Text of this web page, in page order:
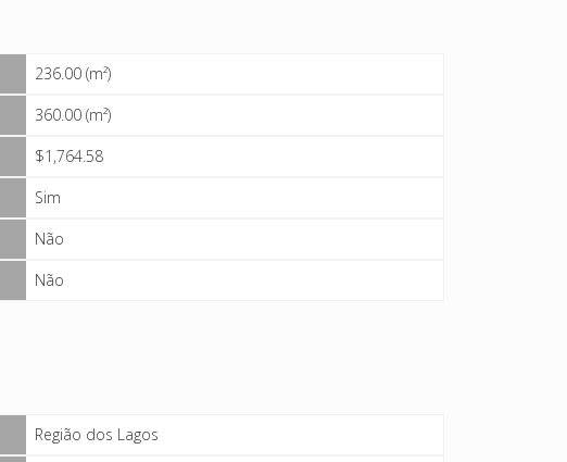
236.00 (m²)
360.00 (m²)
$1,764.58
Sim
Não
Não
Região dos Lagos